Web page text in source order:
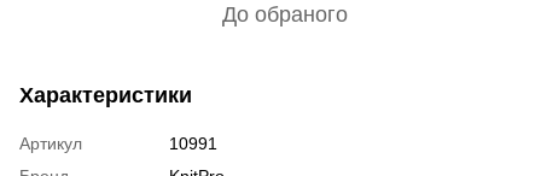
До обраного
Характеристики
Артикул
10991